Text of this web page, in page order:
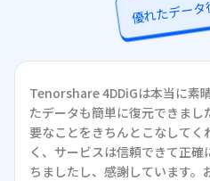
優れたデー
Tenorshare 4DDiGは本当に素
たデータも簡単に復元できま
要なことをきちんとこなしてく
く、サービスは信頼できて正
ちましたし、感謝しています。